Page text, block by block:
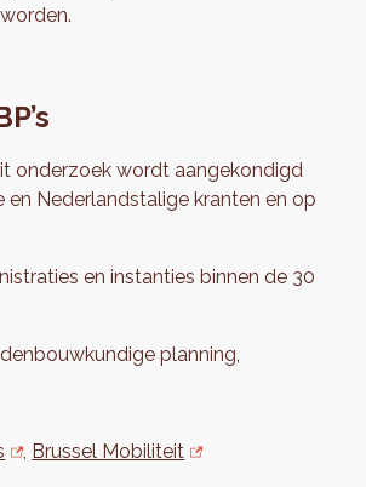
onderzoek wordt aangekondigd
en Nederlandstalige kranten en op
en instanties binnen de 30
planning,
, Brussel Mobiliteit